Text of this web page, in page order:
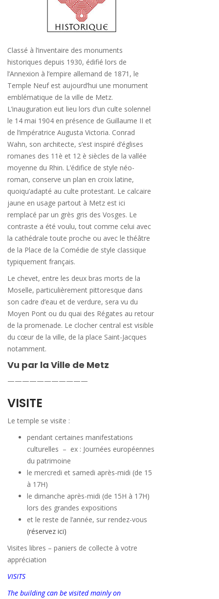
Classé à l’inventaire des monuments
historiques depuis 1930, édifié lors de
l’Annexion à l’empire allemand de 1871, le
Temple Neuf est aujourd’hui une monument
emblématique de la ville de Metz.
L’inauguration eut lieu lors d’un culte solennel
le 14 mai 1904 en présence de Guillaume II et
de l’impératrice Augusta Victoria. Conrad
Wahn, son architecte, s’est inspiré d’églises
romanes des 11è et 12 è siècles de la vallée
moyenne du Rhin. L’édifice de style néo-
roman, conserve un plan en croix latine,
quoiqu’adapté au culte protestant. Le calcaire
jaune en usage partout à Metz est ici
remplacé par un grès gris des Vosges. Le
contraste a été voulu, tout comme celui avec
la cathédrale toute proche ou avec le théâtre
de la Place de la Comédie de style classique
typiquement français.
Le chevet, entre les deux bras morts de la
Moselle, particulièrement pittoresque dans
son cadre d’eau et de verdure, sera vu du
Moyen Pont ou du quai des Régates au retour
de la promenade. Le clocher central est visible
du cœur de la ville, de la place Saint-Jacques
notamment.
Vu par la Ville de Metz
———————————
VISITE
Le temple se visite :
pendant certaines manifestations
culturelles – ex : Journées européennes
du patrimoine
le mercredi et samedi après-midi (de 15
à 17H)
le dimanche après-midi (de 15H à 17H)
lors des grandes expositions
et le reste de l’année, sur rendez-vous
(réservez ici)
Visites libres – paniers de collecte à votre
appréciation
VISITS
The building can be visited mainly on